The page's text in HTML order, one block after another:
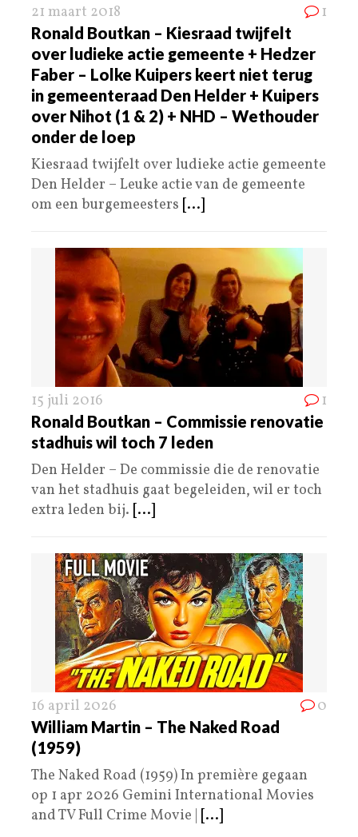
21 maart 2018 1
Ronald Boutkan – Kiesraad twijfelt
over ludieke actie gemeente + Hedzer
Faber – Lolke Kuipers keert niet terug
in gemeenteraad Den Helder + Kuipers
over Nihot (1 & 2) + NHD – Wethouder
onder de loep
Kiesraad twijfelt over ludieke actie gemeente
Den Helder – Leuke actie van de gemeente
om een burgemeesters [...]
15 juli 2016 1
Ronald Boutkan – Commissie renovatie
stadhuis wil toch 7 leden
Den Helder – De commissie die de renovatie
van het stadhuis gaat begeleiden, wil er toch
extra leden bij. [...]
16 april 2026 0
William Martin – The Naked Road
(1959)
The Naked Road (1959) In première gegaan
op 1 apr 2026 Gemini International Movies
and TV Full Crime Movie | [...]